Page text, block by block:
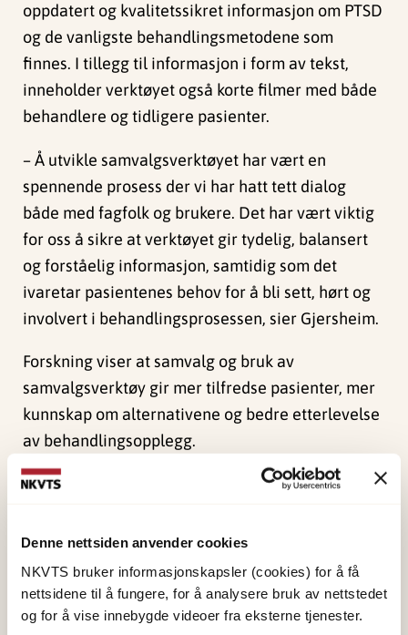
Denne nettsiden anvender cookies
NKVTS bruker informasjonskapsler (cookies) for å få
nettsidene til å fungere, for å analysere bruk av nettstedet
og for å vise innebygde videoer fra eksterne tjenester.
oppdatert og kvalitetssikret informasjon om PTSD
og de vanligste behandlingsmetodene som
finnes. I tillegg til informasjon i form av tekst,
inneholder verktøyet også korte filmer med både
behandlere og tidligere pasienter.
– Å utvikle samvalgsverktøyet har vært en
spennende prosess der vi har hatt tett dialog
både med fagfolk og brukere. Det har vært viktig
for oss å sikre at verktøyet gir tydelig, balansert
og forståelig informasjon, samtidig som det
ivaretar pasientenes behov for å bli sett, hørt og
involvert i behandlingsprosessen, sier Gjersheim.
Forskning viser at samvalg og bruk av
samvalgsverktøy gir mer tilfredse pasienter, mer
kunnskap om alternativene og bedre etterlevelse
av behandlingsopplegg.
Lovfestet rett
Hensikten med samvalgverktøyet, er å hjelpe
pasienter med å vurdere de ulike mulighetene de
har, og motivere dem til å delta i valg av
behandling. Samvalgsverktøyet er et viktig ledd i